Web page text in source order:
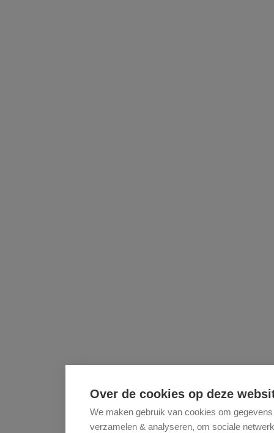
Over de cookies op deze
We maken gebruik van cookies om
verzamelen & analyseren, om sociale